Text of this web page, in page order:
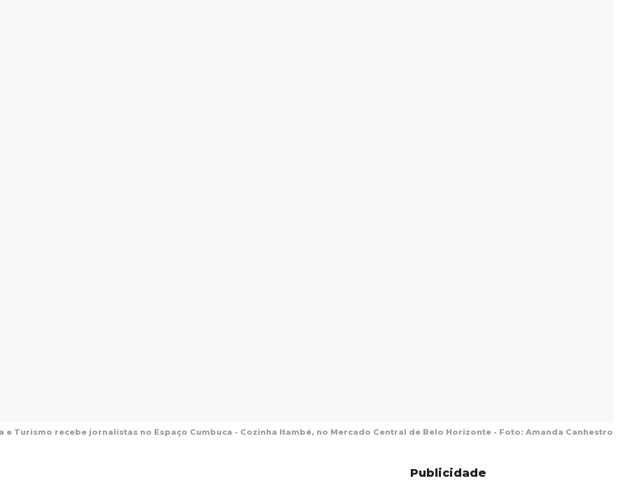
e Turismo recebe jornalistas no Espaço Cumbuca - Cozinha Itambé, no Mercado Central de Belo Horizonte - Foto: Amanda Canhestro
Publicidade